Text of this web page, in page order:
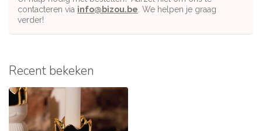
contacteren via info@bizou.be . We helpen je graag
verder!
Recent bekeken